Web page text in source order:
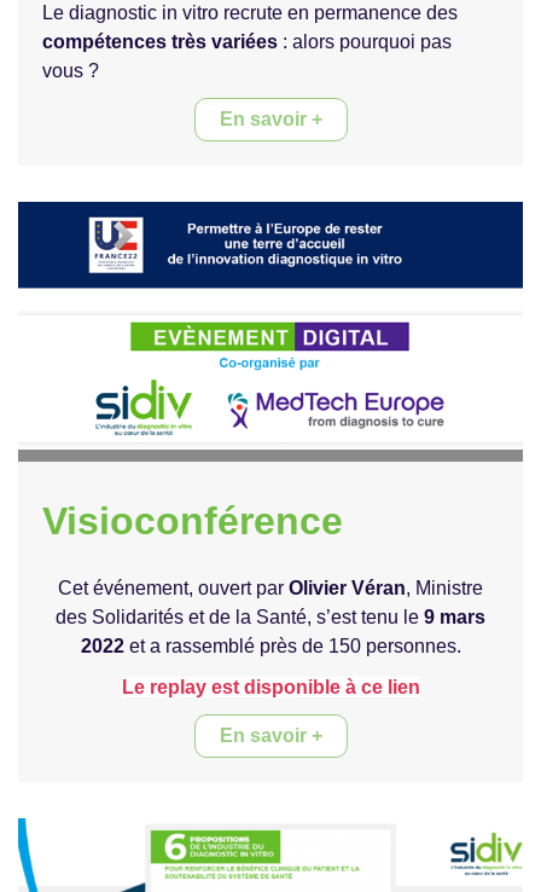
Le diagnostic in vitro recrute en permanence des
compétences très variées : alors pourquoi pas
vous ?
En savoir +
Visioconférence
Cet événement, ouvert par Olivier Véran, Ministre
des Solidarités et de la Santé, s’est tenu le 9 mars
2022et a rassemblé près de 150 personnes.
Le replay est disponible à ce lien
En savoir +